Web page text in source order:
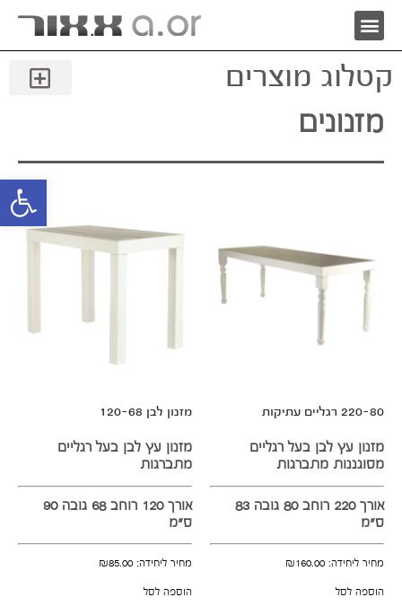
פתח
קטלוג מוצרים
מזנונים
220-80 רגליים עתיקות
מזנון עץ לבן בעל רגליים
מסוגננות מתברגות
אורך 220 רוחב 80 גובה 83
ס"מ
מחיר ליחידה: ₪160.00
הוספה לסל
מזנון לבן 120-68
מזנון עץ לבן בעל רגליים
מתברגות
אורך 120 רוחב 68 גובה 90
ס"מ
מחיר ליחידה: ₪85.00
הוספה לסל